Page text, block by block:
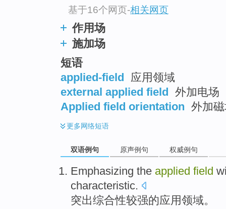
基于16个网页-相关网页
作用场
施加场
短语
applied-field 应用领域
external applied field 外加电场
Applied field orientation 外加
更多网络短语
双语例句 原声例句 权威例句
Emphasizing the applied field
characteristic.
突出综合性较强的应用领域。